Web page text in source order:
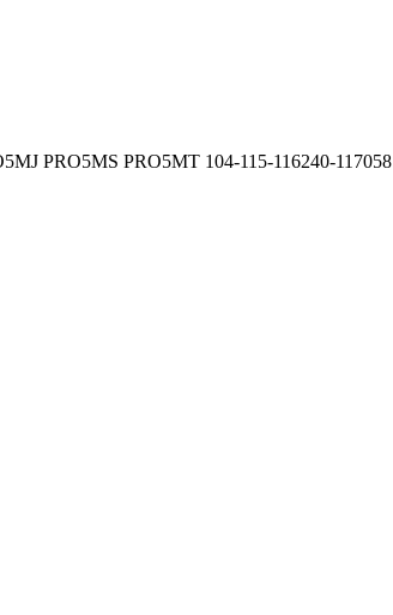
PRO5MS PRO5MT 104-115-116240-117058